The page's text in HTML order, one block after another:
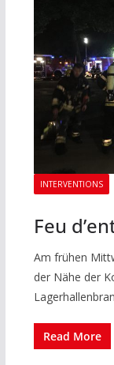
INTERVENTIONS
Feu
Am frühen
der Nähe der
Read More